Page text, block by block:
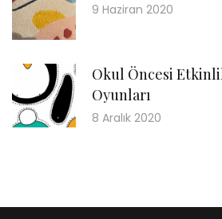
9 Haziran 2020
Okul Öncesi
Oyunları
8 Aralık 2020